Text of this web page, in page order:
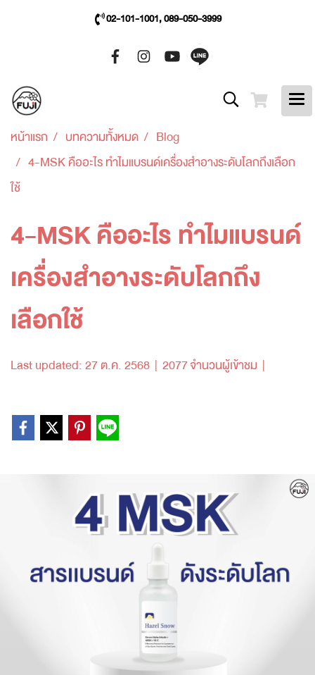
02-101-1001, 089-050-3999
หน้าแรก บทความทั้งหมด
Blog
4-MSK คืออะไร ทำไมแบรนด์เครื่องสำอางระดับโลกถึงเลือก
ใช้
4-MSK คืออะไร ทำไมแบรนด์
เครื่องสำอางระดับโลกถึง
เลือกใช้
Last updated: 27 ต.ค. 2568 | 2077 จำนวนผู้เข้าชม |